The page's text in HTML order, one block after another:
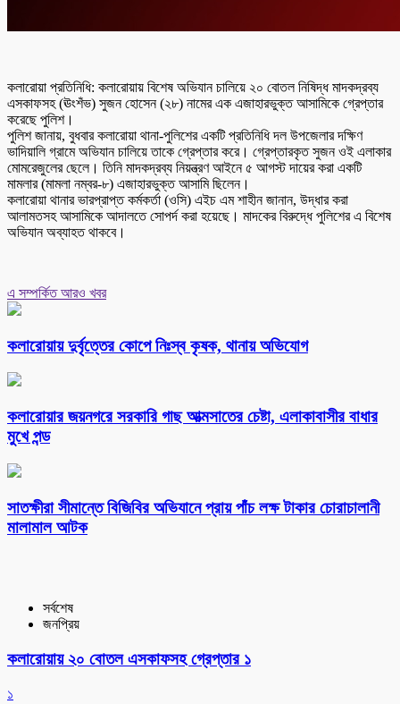
কলারোয়া প্রতিনিধি: কলারোয়ায় বিশেষ অভিযান চালিয়ে ২০ বোতল নিষিদ্ধ মাদকদ্রব্য
এসকাফসহ (ঊংশঁভ) সুজন হোসেন (২৮) নামের এক এজাহারভুক্ত আসামিকে গ্রেপ্তার
করেছে পুলিশ।
পুলিশ জানায়, বুধবার কলারোয়া থানা-পুলিশের একটি প্রতিনিধি দল উপজেলার দক্ষিণ
ভাদিয়ালি গ্রামে অভিযান চালিয়ে তাকে গ্রেপ্তার করে। গ্রেপ্তারকৃত সুজন ওই এলাকার
মোমরেজুলের ছেলে। তিনি মাদকদ্রব্য নিয়ন্ত্রণ আইনে ৫ আগস্ট দায়ের করা একটি
মামলার (মামলা নম্বর-৮) এজাহারভুক্ত আসামি ছিলেন।
কলারোয়া থানার ভারপ্রাপ্ত কর্মকর্তা (ওসি) এইচ এম শাহীন জানান, উদ্ধার করা
আলামতসহ আসামিকে আদালতে সোপর্দ করা হয়েছে। মাদকের বিরুদ্ধে পুলিশের এ বিশেষ
অভিযান অব্যাহত থাকবে।
এ সম্পর্কিত আরও খবর
কলারোয়ায় দুর্বৃত্তের কোপে নিঃস্ব কৃষক, থানায় অভিযোগ
কলারোয়ার জয়নগরে সরকারি গাছ আত্মসাতের চেষ্টা, এলাকাবাসীর বাধার
মুখে পন্ড
সাতক্ষীরা সীমান্তে বিজিবির অভিযানে প্রায় পাঁচ লক্ষ টাকার চোরাচালানী
মালামাল আটক
সর্বশেষ
জনপ্রিয়
কলারোয়ায় ২০ বোতল এসকাফসহ গ্রেপ্তার ১
১